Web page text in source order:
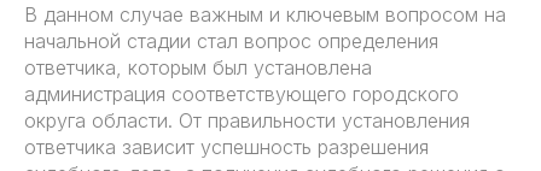
В данном случае важным и ключевым вопросом на
начальной стадии стал вопрос определения
ответчика, которым был установлена
администрация соответствующего городского
округа области. От правильности установления
ответчика зависит успешность разрешения